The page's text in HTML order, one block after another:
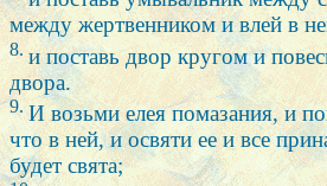
между жертвенником и влей в
8. и поставь двор кругом и
двора.
9. И возьми елея помазания, и
что в ней, и освяти ее и все
будет свята;